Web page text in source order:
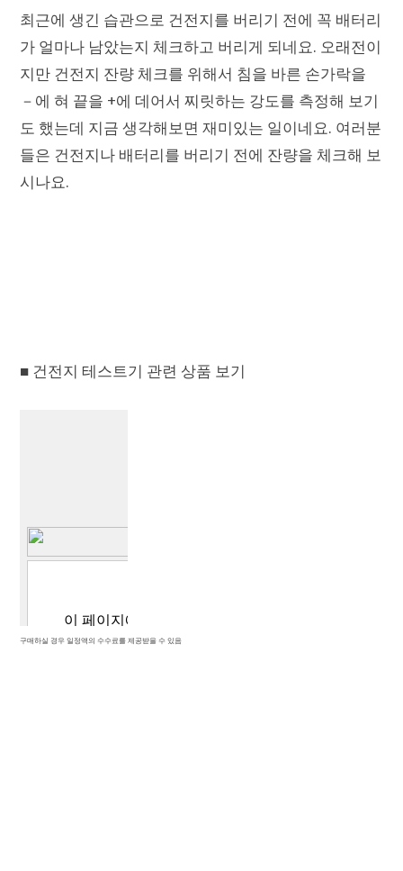
최근에 생긴 습관으로 건전지를 버리기 전에 꼭 배터리
가 얼마나 남았는지 체크하고 버리게 되네요. 오래전이
지만 건전지 잔량 체크를 위해서 침을 바른 손가락을
－에 혀 끝을 +에 데어서 찌릿하는 강도를 측정해 보기
도 했는데 지금 생각해보면 재미있는 일이네요. 여러분
들은 건전지나 배터리를 버리기 전에 잔량을 체크해 보
시나요.
■ 건전지 테스트기 관련 상품 보기
구매하실 경우 일정액의 수수료를 제공받을 수 있음